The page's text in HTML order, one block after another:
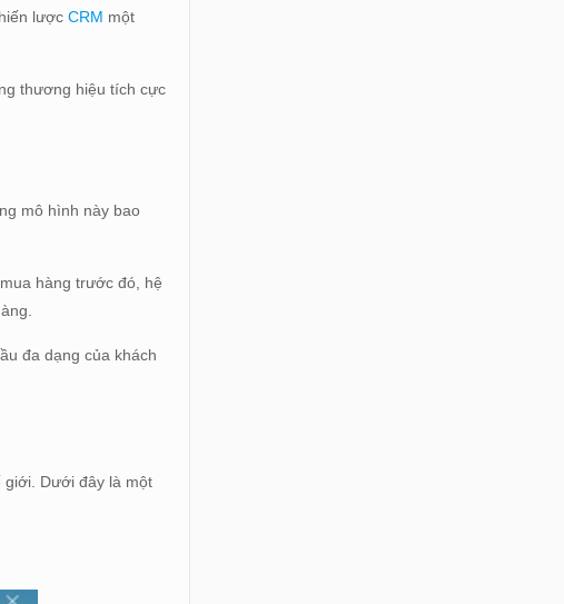
lượcCRM một
thương hiệu tích cực
mô hình này bao
hàng trước đó, hệ
đa dạng của khách
giới. Dưới đây là một